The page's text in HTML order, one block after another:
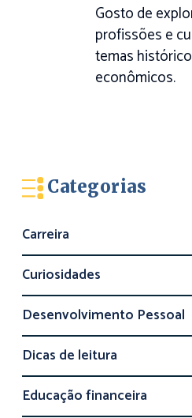
Gosto de
profissões e
temas
econômicos.
Categorias
Carreira
Curiosidades
Desenvolvimento Pessoal
Dicas de leitura
Educação financeira